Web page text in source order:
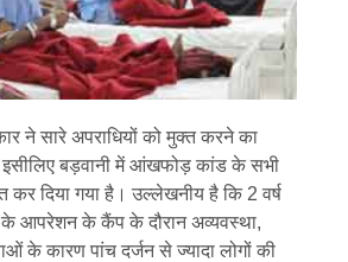
ने सारे अपराधियों को मुक्त करने का
इसीलिए बड़वानी में आंखफोड़ कांड के सभी
कर दिया गया है। उल्लेखनीय है कि 2 वर्ष
के आपरेशन के कैंप के दौरान अव्यवस्था,
के कारण पांच दर्जन से ज्यादा लोगों की